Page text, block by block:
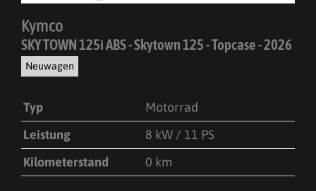
Kymco
SKY TOWN 125i ABS - Skytown 125 - Topcase - 2026
Neuwagen
Typ
Motorrad
Leistung
8 kW / 11 PS
Kilometerstand
0 km